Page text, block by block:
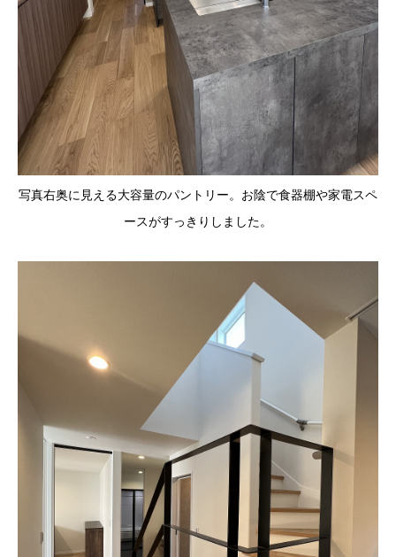
写真右奥に見える大容量のパントリー。お陰で食器棚や家電スペ
ースがすっきりしました。